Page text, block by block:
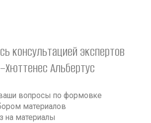
консультацией экспертов
Альбертус
вопросы по формовке
материалов
на материалы